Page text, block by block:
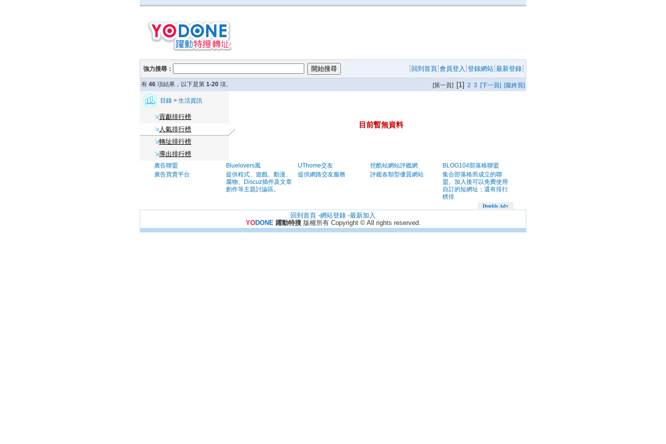
強力搜尋： 回到首頁 會員登入 登錄網站 最新登錄
有 46 項結果，以下是第 1-20 項。 [第一頁] [1] 2 3 [下一頁] [最終頁]
目錄 > 生活資訊
貢獻排行榜
人氣排行榜
轉址排行榜
導出排行榜
目前暫無資料
廣告聯盟
廣告買賣平台
Bluelovers風
提供程式、遊戲、動漫、
腐物、Discuz插件及文章
創作等主題討論區。
UThome交友
提供網路交友服務
挖酷站網站評鑑網
評鑑各類型優質網站
BLOG104部落格聯盟
集合部落格而成立的聯
盟。加入後可以免費使用
自訂的短網址；還有排行
榜排
Double Adv
回到首頁 -網站登錄 -最新加入
YODONE 躍動特搜版權所有 Copyright © All rights reserved.